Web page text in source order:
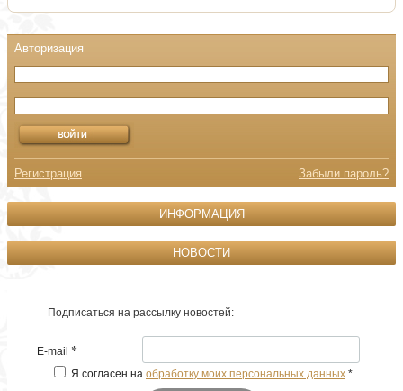
Регистрация Забыли пароль?
ИНФОРМАЦИЯ
НОВОСТИ
Подписаться на рассылку новостей:
E-mail *
Я согласен на обработку моих персональных данных *